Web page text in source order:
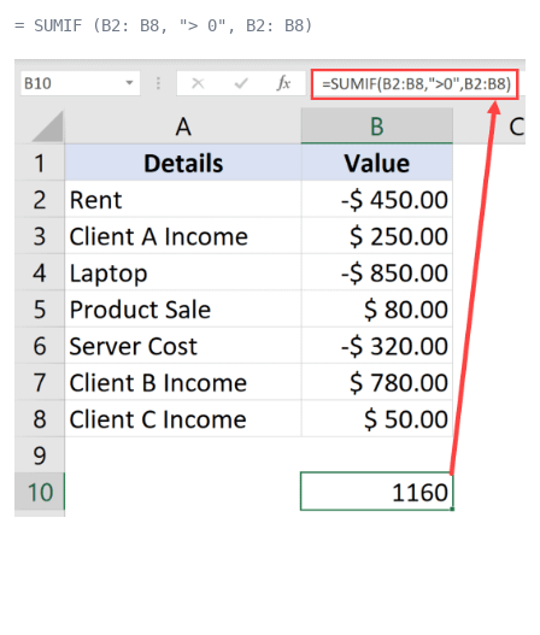
= SUMIF (B2: B8, "> 0", B2: B8)